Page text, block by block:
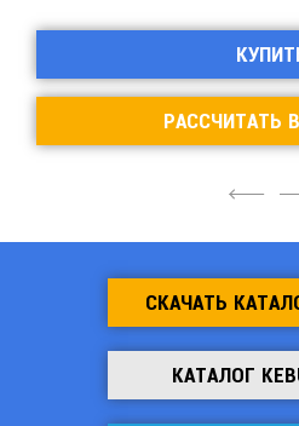
4
РАССЧИТАТЬ
СКАЧАТЬ
КАТАЛОГ